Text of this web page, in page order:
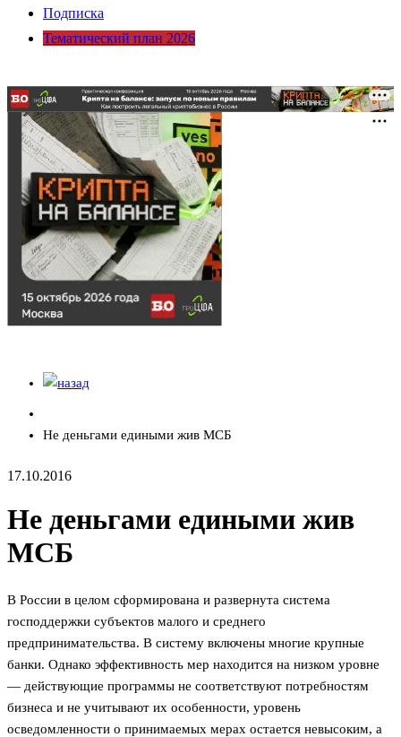
Подписка
Тематический план 2026
Не деньгами едиными жив МСБ
17.10.2016
Не деньгами едиными жив
МСБ
В России в целом сформирована и развернута система
господдержки субъектов малого и среднего
предпринимательства. В систему включены многие крупные
банки. Однако эффективность мер находится на низком уровне
— действующие программы не соответствуют потребностям
бизнеса и не учитывают их особенности, уровень
осведомленности о принимаемых мерах остается невысоким, а